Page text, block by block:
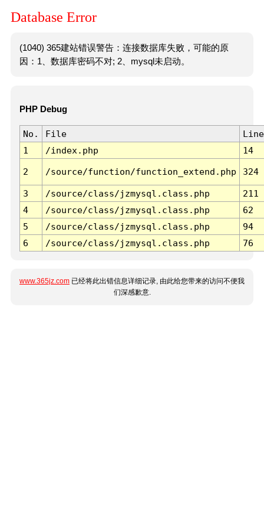
Database Error
(1040) 365建站错误警告：连接数据库失败，可能的原
因：1、数据库密码不对; 2、mysql未启动。
PHP Debug
No. File
Line
1
/index.php 14
2 /source/function/function_extend.php 324
3 /source/class/jzmysql.class.php
211
4
/source/class/jzmysql.class.php
62
5
/source/class/jzmysql.class.php
94
6
/source/class/jzmysql.class.php 76
www.365jz.com 已经将此出错信息详细记录, 由此给您带来的访问不便我
们深感歉意.